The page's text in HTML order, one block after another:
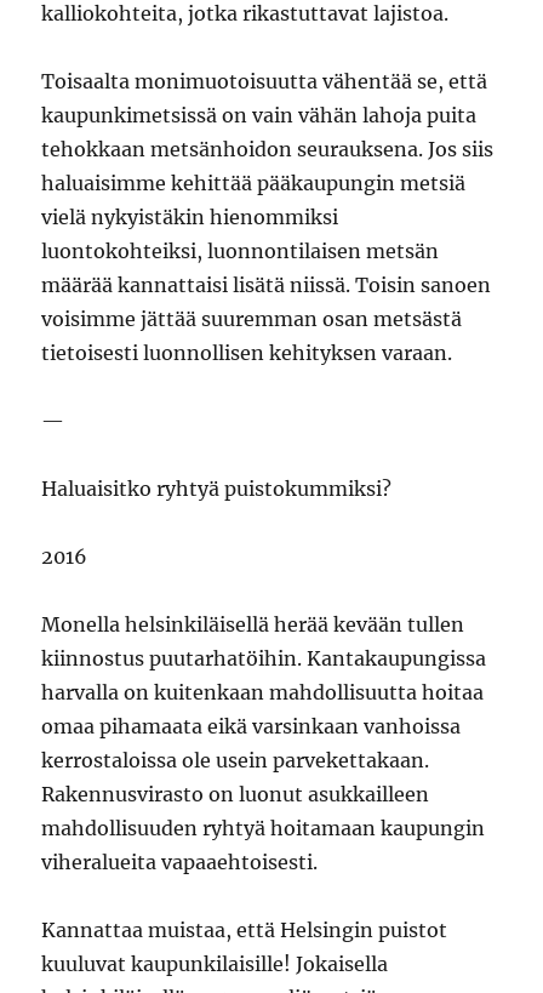
kalliokohteita, jotka rikastuttavat lajistoa.
Toisaalta monimuotoisuutta vähentää se, että
kaupunkimetsissä on vain vähän lahoja puita
tehokkaan metsänhoidon seurauksena. Jos siis
haluaisimme kehittää pääkaupungin metsiä
vielä nykyistäkin hienommiksi
luontokohteiksi, luonnontilaisen metsän
määrää kannattaisi lisätä niissä. Toisin sanoen
voisimme jättää suuremman osan metsästä
tietoisesti luonnollisen kehityksen varaan.
—
Haluaisitko ryhtyä puistokummiksi?
2016
Monella helsinkiläisellä herää kevään tullen
kiinnostus puutarhatöihin. Kantakaupungissa
harvalla on kuitenkaan mahdollisuutta hoitaa
omaa pihamaata eikä varsinkaan vanhoissa
kerrostaloissa ole usein parvekettakaan.
Rakennusvirasto on luonut asukkailleen
mahdollisuuden ryhtyä hoitamaan kaupungin
viheralueita vapaaehtoisesti.
Kannattaa muistaa, että Helsingin puistot
kuuluvat kaupunkilaisille! Jokaisella